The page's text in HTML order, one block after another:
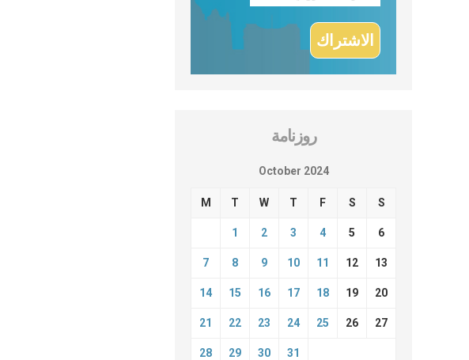
روزنامة
October 2024
M T W T F S S
1 2 3 4 5 6
7 8 9 10 11 12 13
14 15 16 17 18 19 20
21 22 23 24 25 26 27
28 29 30 31